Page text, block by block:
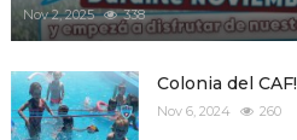
Nov 2, 2025 338
Colonia del CAF!
Nov 6, 2024 260